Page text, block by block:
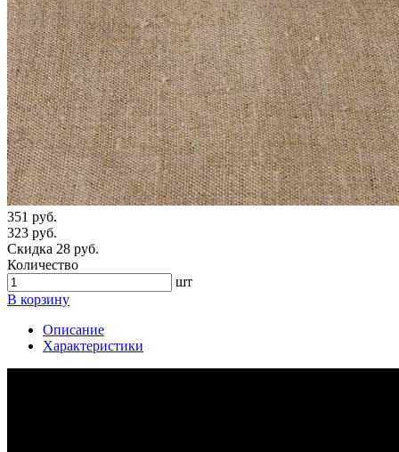
351 руб.
323 руб.
Скидка 28 руб.
Количество
шт
В корзину
Описание
Характеристики